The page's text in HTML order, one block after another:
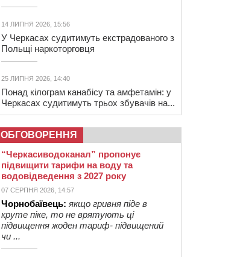
14 ЛИПНЯ 2026, 15:56
У Черкасах судитимуть екстрадованого з
Польщі наркоторговця
25 ЛИПНЯ 2026, 14:40
Понад кілограм канабісу та амфетамін: у
Черкасах судитимуть трьох збувачів на...
ОБГОВОРЕННЯ
“Черкасиводоканал” пропонує
підвищити тарифи на воду та
водовідведення з 2027 року
07 СЕРПНЯ 2026, 14:57
Чорнобаївець: якщо гривня піде в
круте піке, то не врятують ці
підвищення жоден тариф- підвищений
чи ...